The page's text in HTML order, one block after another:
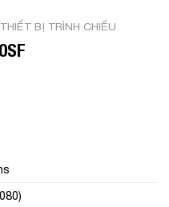
THIẾT BỊ TRÌNH CHIẾU